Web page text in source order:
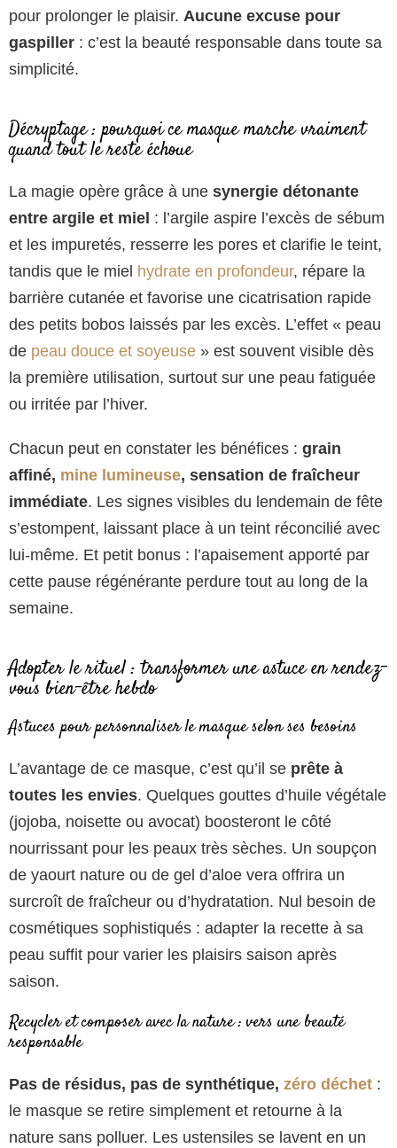
pour prolonger le plaisir. Aucune excuse pour
gaspiller : c’est la beauté responsable dans toute sa
simplicité.
Décryptage : pourquoi ce masque marche vraiment
quand tout le reste échoue
La magie opère grâce à une synergie détonante
entre argile et miel : l’argile aspire l’excès de sébum
et les impuretés, resserre les pores et clarifie le teint,
tandis que le miel hydrate en profondeur, répare la
barrière cutanée et favorise une cicatrisation rapide
des petits bobos laissés par les excès. L’effet « peau
de peau douce et soyeuse » est souvent visible dès
la première utilisation, surtout sur une peau fatiguée
ou irritée par l’hiver.
Chacun peut en constater les bénéfices : grain
affiné, mine lumineuse, sensation de fraîcheur
immédiate. Les signes visibles du lendemain de fête
s’estompent, laissant place à un teint réconcilié avec
lui-même. Et petit bonus : l’apaisement apporté par
cette pause régénérante perdure tout au long de la
semaine.
Adopter le rituel : transformer une astuce en rendez-
vous bien-être hebdo
Astuces pour personnaliser le masque selon ses besoins
L’avantage de ce masque, c’est qu’il se prête à
toutes les envies. Quelques gouttes d’huile végétale
(jojoba, noisette ou avocat) boosteront le côté
nourrissant pour les peaux très sèches. Un soupçon
de yaourt nature ou de gel d’aloe vera offrira un
surcroît de fraîcheur ou d’hydratation. Nul besoin de
cosmétiques sophistiqués : adapter la recette à sa
peau suffit pour varier les plaisirs saison après
saison.
Recycler et composer avec la nature : vers une beauté
responsable
Pas de résidus, pas de synthétique, zéro déchet :
le masque se retire simplement et retourne à la
nature sans polluer. Les ustensiles se lavent en un